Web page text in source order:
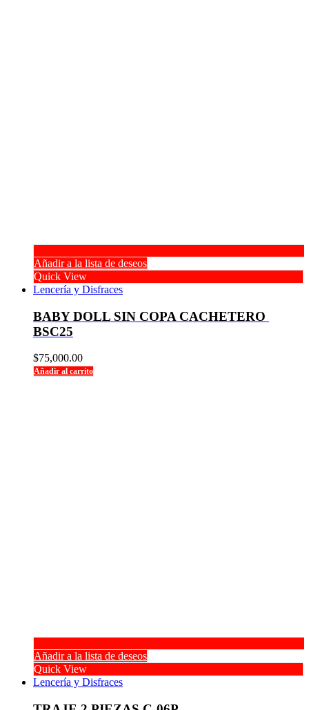
Añadir a la lista de deseos
Quick View
Lencería y Disfraces
BABY DOLL SIN COPA CACHETERO
BSC25
$75,000.00
Añadir al carrito
Añadir a la lista de deseos
Quick View
Lencería y Disfraces